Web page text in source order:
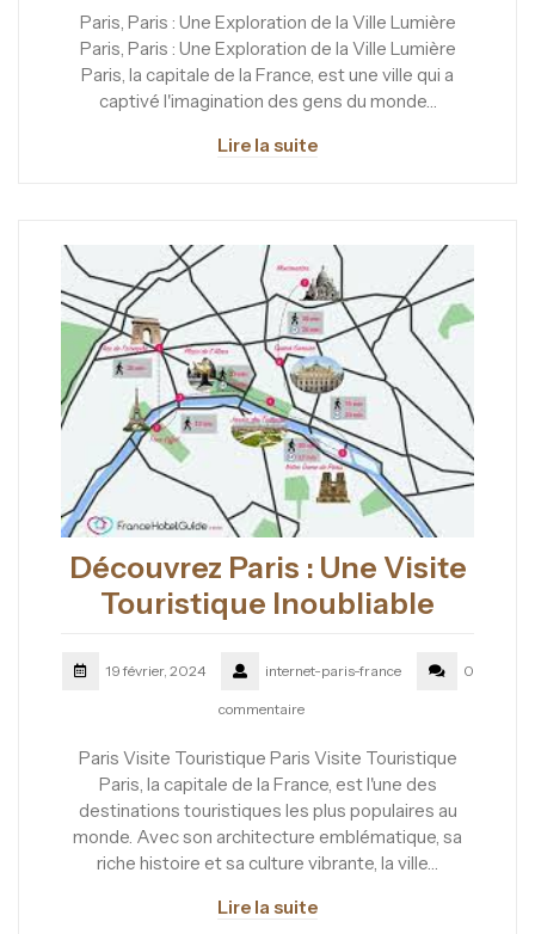
Paris, Paris : Une Exploration de la Ville Lumière
Paris, Paris : Une Exploration de la Ville Lumière
Paris, la capitale de la France, est une ville qui a
captivé l'imagination des gens du monde…
Lire la suite
Découvrez Paris : Une Visite
Touristique Inoubliable
19 février, 2024 internet-paris-france 0
commentaire
Paris Visite Touristique Paris Visite Touristique
Paris, la capitale de la France, est l'une des
destinations touristiques les plus populaires au
monde. Avec son architecture emblématique, sa
riche histoire et sa culture vibrante, la ville…
Lire la suite